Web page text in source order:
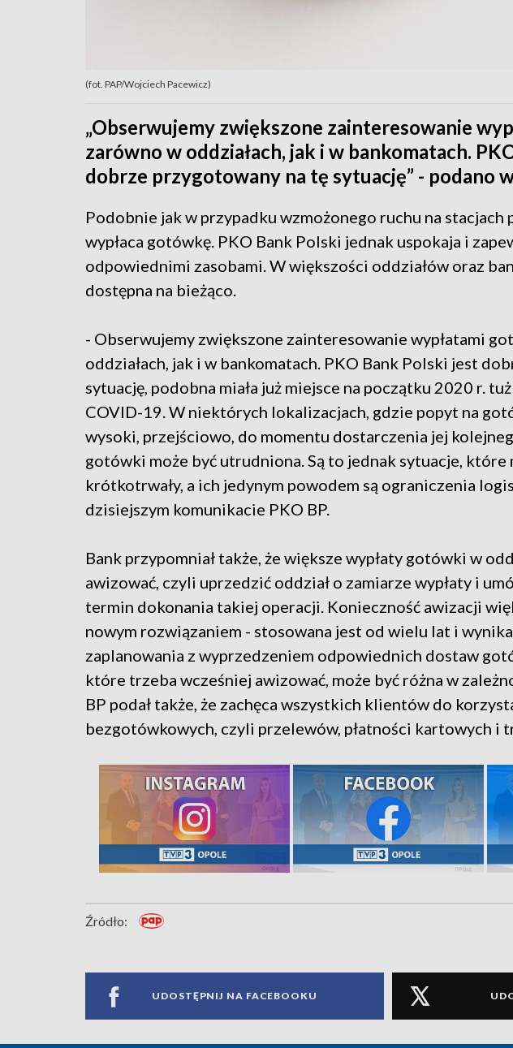
(fot. PAP/Wojciech Pacewicz)
„Obserwujemy zwiększone zainteresowanie
zarówno w oddziałach, jak i w bankomatach.
dobrze przygotowany na tę sytuację” - podano
Podobnie jak w przypadku wzmożonego ruchu na stacjach
wypłaca gotówkę. PKO Bank Polski jednak uspokaja i
odpowiednimi zasobami. W większości oddziałów oraz
dostępna na bieżąco.
- Obserwujemy zwiększone zainteresowanie wypłatami
oddziałach, jak i w bankomatach. PKO Bank Polski jest
sytuację, podobna miała już miejsce na początku 2020 r.
COVID-19. W niektórych lokalizacjach, gdzie popyt na
wysoki, przejściowo, do momentu dostarczenia jej
gotówki może być utrudniona. Są to jednak sytuacje, które
krótkotrwały, a ich jedynym powodem są ograniczenia
dzisiejszym komunikacie PKO BP.
Bank przypomniał także, że większe wypłaty gotówki w
awizować, czyli uprzedzić oddział o zamiarze wypłaty i
termin dokonania takiej operacji. Konieczność awizacji
nowym rozwiązaniem - stosowana jest od wielu lat i
zaplanowania z wyprzedzeniem odpowiednich dostaw
które trzeba wcześniej awizować, może być różna w
BP podał także, że zachęca wszystkich klientów do
bezgotówkowych, czyli przelewów, płatności kartowych i
Źródło:
UDOSTĘPNIJ NA FACEBOOKU